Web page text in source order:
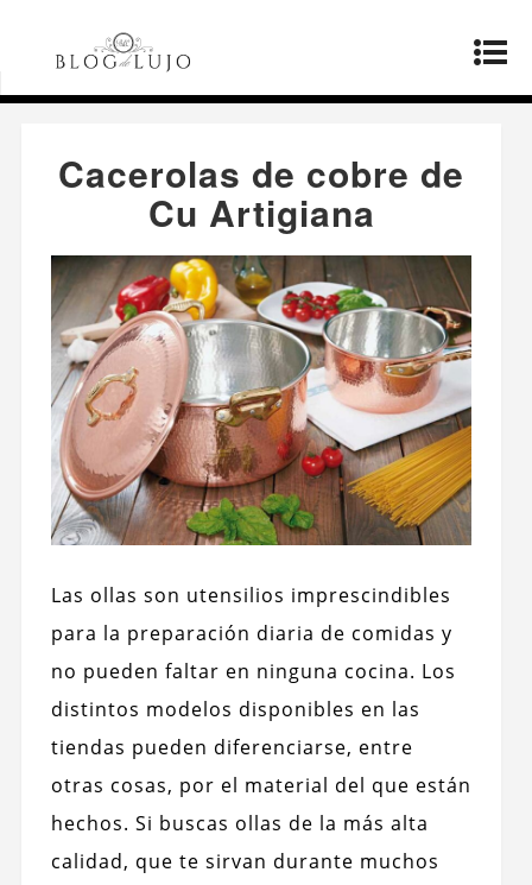
Página principal
Cacerolas de
cobre de Cu Artigiana
Cacerolas de cobre de
Cu Artigiana
Las ollas son utensilios imprescindibles
para la preparación diaria de comidas y
no pueden faltar en ninguna cocina. Los
distintos modelos disponibles en las
tiendas pueden diferenciarse, entre
otras cosas, por el material del que están
hechos. Si buscas ollas de la más alta
calidad, que te sirvan durante muchos